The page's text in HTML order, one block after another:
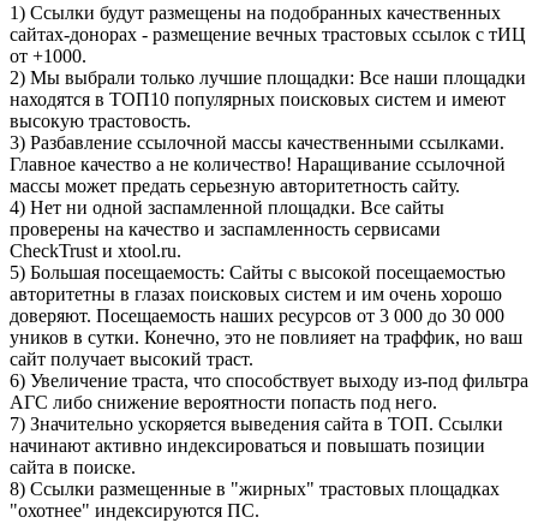
1) Ссылки будут размещены на подобранных качественных
сайтах-донорах - размещение вечных трастовых ссылок с тИЦ
от +1000.
2) Мы выбрали только лучшие площадки: Все наши площадки
находятся в ТОП10 популярных поисковых систем и имеют
высокую трастовость.
3) Разбавление ссылочной массы качественными ссылками.
Главное качество а не количество! Наращивание ссылочной
массы может предать серьезную авторитетность сайту.
4) Нет ни одной заспамленной площадки. Все сайты
проверены на качество и заспамленность сервисами
CheckTrust и хtool.ru.
5) Большая посещаемость: Сайты с высокой посещаемостью
авторитетны в глазах поисковых систем и им очень хорошо
доверяют. Посещаемость наших ресурсов от 3 000 до 30 000
уников в сутки. Конечно, это не повлияет на траффик, но ваш
сайт получает высокий траст.
6) Увеличение траста, что способствует выходу из-под фильтра
АГС либо снижение вероятности попасть под него.
7) Значительно ускоряется выведения сайта в ТОП. Ссылки
начинают активно индексироваться и повышать позиции
сайта в поиске.
8) Ссылки размещенные в "жирных" трастовых площадках
"охотнее" индексируются ПС.